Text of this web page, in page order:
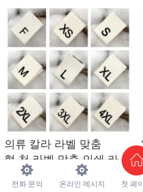
의류 칼라 라벨 맞춤
형 천 라벨 맞춤 인쇄 라
벨 직조 라벨 옆 라벨 면 라
전화 문의 온라인 메시지 첫 페